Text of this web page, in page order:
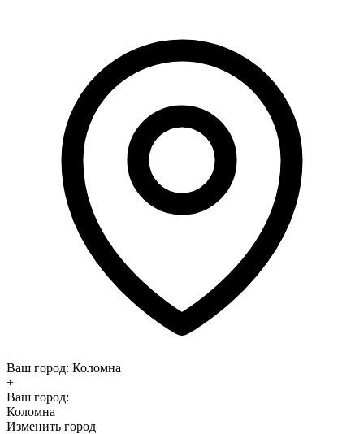
Ваш город: Коломна
+
Ваш город:
Коломна
Изменить город